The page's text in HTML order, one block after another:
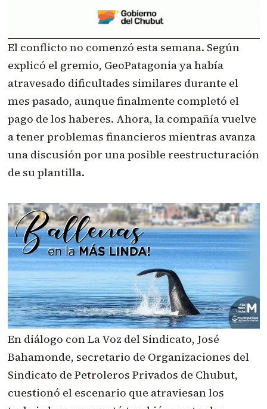
El conflicto no comenzó esta semana. Según
explicó el gremio, GeoPatagonia ya había
atravesado dificultades similares durante el
mes pasado, aunque finalmente completó el
pago de los haberes. Ahora, la compañía vuelve
a tener problemas financieros mientras avanza
una discusión por una posible reestructuración
de su plantilla.
En diálogo con La Voz del Sindicato, José
Bahamonde, secretario de Organizaciones del
Sindicato de Petroleros Privados de Chubut,
cuestionó el escenario que atraviesan los